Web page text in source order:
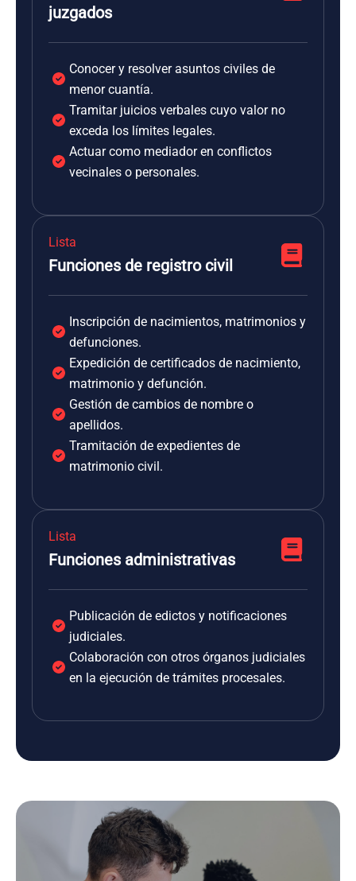
juzgados
Conocer y resolver asuntos civiles de
menor cuantía.
Tramitar juicios verbales cuyo valor no
exceda los límites legales.
Actuar como mediador en conflictos
vecinales o personales.
Lista
Funciones de registro civil
Inscripción de nacimientos, matrimonios y
defunciones.
Expedición de certificados de nacimiento,
matrimonio y defunción.
Gestión de cambios de nombre o
apellidos.
Tramitación de expedientes de
matrimonio civil.
Lista
Funciones administrativas
Publicación de edictos y notificaciones
judiciales.
Colaboración con otros órganos judiciales
en la ejecución de trámites procesales.